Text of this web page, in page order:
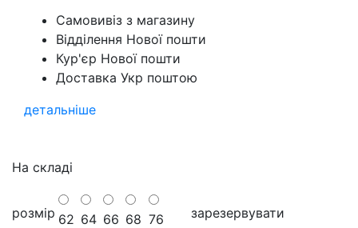
Самовивіз з магазину
Відділення Нової пошти
Кур'єр Нової пошти
Доставка Укр поштою
детальніше
На складі
розмір 62 64 66 68 76 зарезервувати